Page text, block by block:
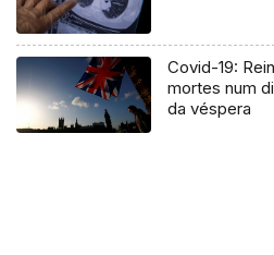
Covid-19:
mortes num
da véspera